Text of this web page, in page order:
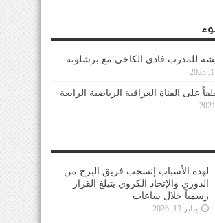
للمدرب فادي الكاخي مع برشلونة
على القناة العراقية الرياضية الرابعة
لهذه الأسباب إنسحب فريق البرج من
الدوري والإتحاد الكروي يتبلغ القرار
رسمياً خلال ساعات
يناير 13, 2026